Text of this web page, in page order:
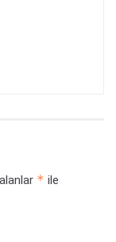
* ile